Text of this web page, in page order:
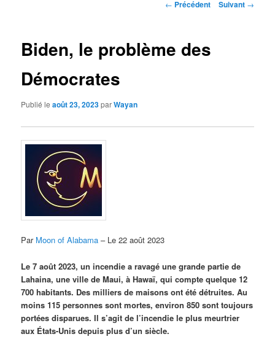
Navigation
← Précédent Suivant →
Biden, le problème des
Démocrates
Publié leaoût 23, 2023parWayan
Par Moon of Alabama – Le 22 août 2023
Le 7 août 2023, un incendie a ravagé une grande partie de
Lahaina, une ville de Maui, à Hawaï, qui compte quelque 12
700 habitants. Des milliers de maisons ont été détruites. Au
moins 115 personnes sont mortes, environ 850 sont toujours
portées disparues. Il s’agit de l’incendie le plus meurtrier
aux États-Unis depuis plus d’un siècle.